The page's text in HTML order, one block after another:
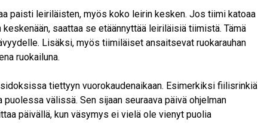
paisti leiriläisten, myös koko leirin kesken. Jos tiimi katoaa
saattaa se etäännyttää leiriläisiä tiimistä. Tämä
Lisäksi, myös tiimiläiset ansaitsevat ruokarauhan
ruokailuna.
tiettyyn vuorokaudenaikaan. Esimerkiksi fiilisrinkiä
välissä. Sen sijaan seuraava päivä ohjelman
päivällä, kun väsymys ei vielä ole vienyt puolia